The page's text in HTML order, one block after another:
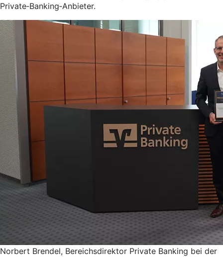
Private‑Banking‑Anbieter.
Norbert Brendel, Bereichsdirektor Private Banking bei der